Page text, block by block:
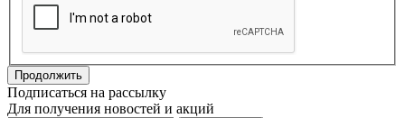
Продолжить
Подписаться на рассылку
Для получения новостей и акций